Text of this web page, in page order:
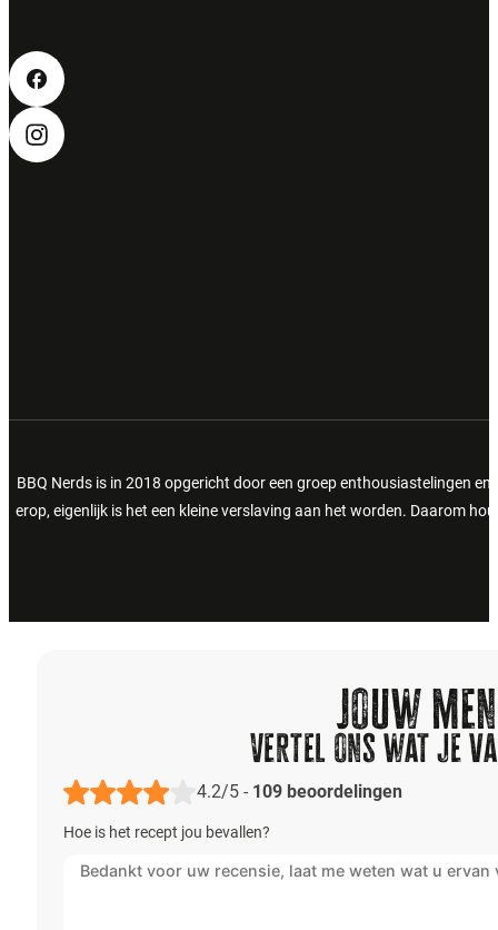
BBQ Nerds is in 2018 opgericht door een groep enthousiastelingen
erop, eigenlijk is het een kleine verslaving aan het worden. Daarom
Jouw
Vertel ons wat je
4.2/5 - 109 beoordelingen
Hoe is het recept jou bevallen?